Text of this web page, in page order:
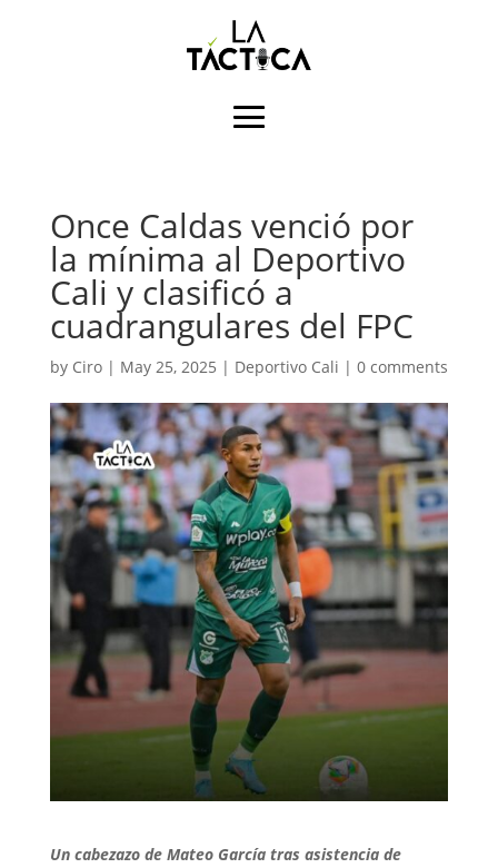
Once Caldas venció por
la mínima al Deportivo
Cali y clasificó a
cuadrangulares del FPC
by Ciro| May 25, 2025 | Deportivo Cali | 0 comments
Un cabezazo de Mateo García tras asistencia de